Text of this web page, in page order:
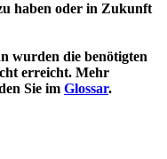
haben oder in Zukunft
wurden die benötigten
erreicht. Mehr
Sie im Glossar.